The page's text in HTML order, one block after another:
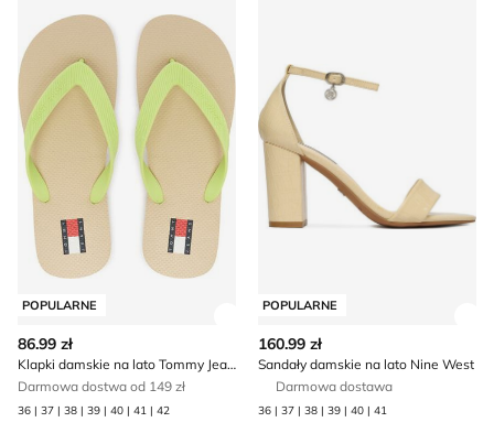
POPULARNE
86.99 zł
Klapki damskie na lato Tommy Jeans
Darmowa dostwa od 149 zł
36 | 37 | 38 | 39 | 40 | 41 | 42
POPULARNE
160.99 zł
Sandały damskie na lato Nine West
Darmowa dostawa
36 | 37 | 38 | 39 | 40 | 41